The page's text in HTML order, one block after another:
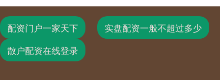
配资门户一家天下
实盘配资一般不超过多少
散户配资在线登录